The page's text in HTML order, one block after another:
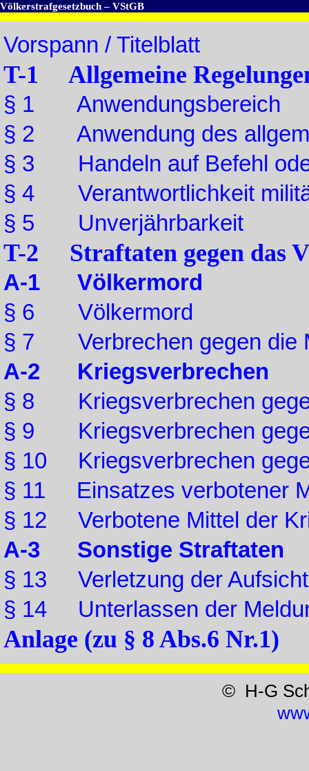
Völkerstrafgesetzbuch – VStGB
Vorspann / Titelblatt
T-1 Allgemeine
§ 1 Anwendungsbereich
§ 2 Anwendung des
§ 3 Handeln auf Befehl
§ 4 Verantwortlichkeit
§ 5 Unverjährbarkeit
T-2 Straftaten gegen das
A-1 Völkermord
§ 6 Völkermord
§ 7 Verbrechen gegen die
A-2 Kriegsverbrechen
§ 8 Kriegsverbrechen
§ 9 Kriegsverbrechen
§ 10 Kriegsverbrechen
§ 11 Einsatzes verbotener
§ 12 Verbotene Mittel der
A-3 Sonstige Straftaten
§ 13 Verletzung der
§ 14 Unterlassen der
Anlage (zu § 8 Abs.6 Nr.1)
© H-G